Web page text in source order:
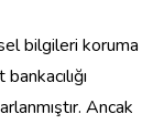
bilgileri koruma
Ancak